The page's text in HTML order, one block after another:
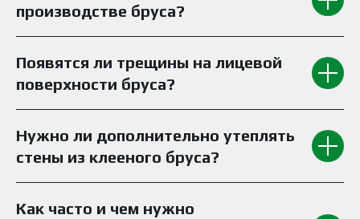
производстве бруса?
Появятся ли трещины на лицевой
поверхности бруса?
Нужно ли дополнительно утеплять
стены из клееного бруса?
Как часто и чем нужно